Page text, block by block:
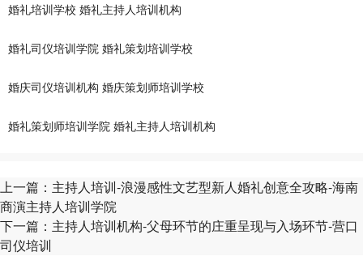
婚礼培训学校 婚礼主持人培训机构
婚礼司仪培训学院 婚礼策划培训学校
婚庆司仪培训机构 婚庆策划师培训学校
婚礼策划师培训学院 婚礼主持人培训机构
上一篇： 主持人培训-浪漫感性文艺型新人婚礼创意全攻略-海南
商演主持人培训学院
下一篇： 主持人培训机构-父母环节的庄重呈现与入场环节-营口
司仪培训